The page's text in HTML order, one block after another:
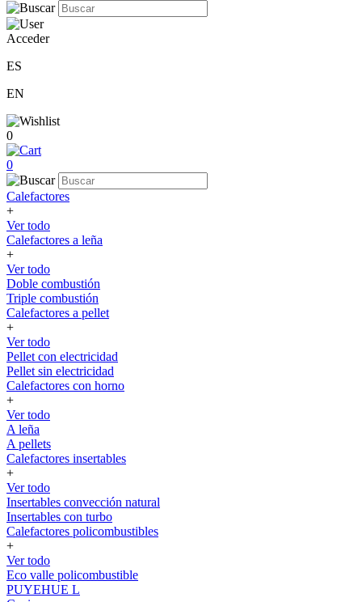
Acceder
ES
EN
0
0
Calefactores
+
Ver todo
Calefactores a leña
+
Ver todo
Doble combustión
Triple combustión
Calefactores a pellet
+
Ver todo
Pellet con electricidad
Pellet sin electricidad
Calefactores con horno
+
Ver todo
A leña
A pellets
Calefactores insertables
+
Ver todo
Insertables convección natural
Insertables con turbo
Calefactores policombustibles
+
Ver todo
Eco valle policombustible
PUYEHUE L